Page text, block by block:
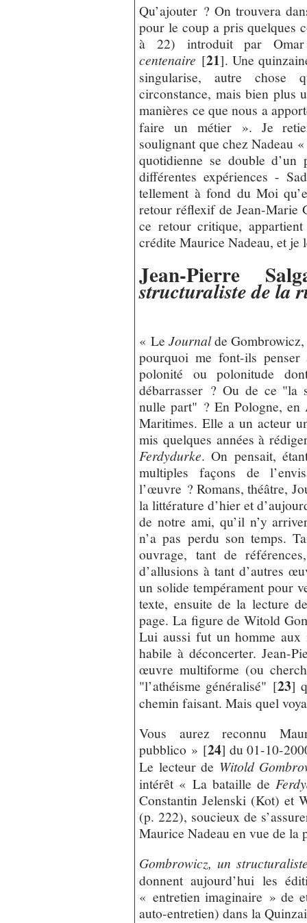
Qu’ajouter ? On trouvera
pour le coup a pris quelques
à 22) introduit par
centenaire [21]. Une
singularise, autre chose
circonstance, mais bien plus
manières ce que nous a
faire un métier ». Je
soulignant que chez Nadeau
quotidienne se double
différentes expériences -
tellement à fond du Moi
retour réflexif de Jean-Marie
ce retour critique,
crédite Maurice Nadeau, et je
Jean-Pierre
structuraliste de la
« LeJournalde
pourquoi me font-ils
polonité ou polonitude
débarrasser ? Ou de ce "la
nulle part" ? En Pologne,
Maritimes. Elle a un acteur
mis quelques années à
Ferdydurke. On pensait,
multiples façons de
l’œuvre ? Romans, théâtre,
la littérature d’hier et
de notre ami, qu’il n’y
n’a pas perdu son temps.
ouvrage, tant de
d’allusions à tant d’autres
un solide tempérament pour
texte, ensuite de la lecture
page. La figure de Witold
Lui aussi fut un homme aux
habile à déconcerter. Jean-
œuvre multiforme (ou
"l’athéisme généralisé" [23]
chemin faisant. Mais quel
Vous aurez reconnu
pubblico » [24] du 01-10-
Le lecteur de Witold
intérêt « La bataille de
Constantin Jelenski (Kot) et
(p. 222), soucieux de
Maurice Nadeau en vue de la
Gombrowicz, un
donnent aujourd’hui les
« entretien imaginaire » de
auto-entretien) dans la